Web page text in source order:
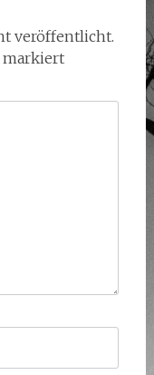
veröffentlicht.
markiert